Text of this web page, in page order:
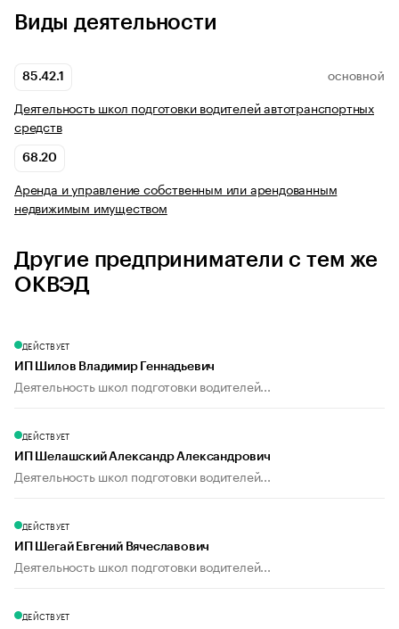
Виды деятельности
85.42.1 ОСНОВНОЙ
Деятельность школ подготовки водителей автотранспортных
средств
68.20
Аренда и управление собственным или арендованным
недвижимым имуществом
Другие предприниматели с тем же
ОКВЭД
ДЕЙСТВУЕТ
ИП Шилов Владимир Геннадьевич
Деятельность школ подготовки водителей...
ДЕЙСТВУЕТ
ИП Шелашский Александр Александрович
Деятельность школ подготовки водителей...
ДЕЙСТВУЕТ
ИП Шегай Евгений Вячеславович
Деятельность школ подготовки водителей...
ДЕЙСТВУЕТ